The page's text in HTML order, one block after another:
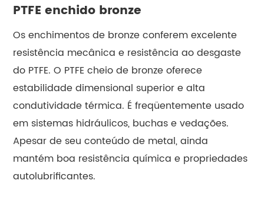
PTFE enchido bronze
Os enchimentos de bronze conferem excelente
resistência mecânica e resistência ao desgaste
do PTFE. O PTFE cheio de bronze oferece
estabilidade dimensional superior e alta
condutividade térmica. É freqüentemente usado
em sistemas hidráulicos, buchas e vedações.
Apesar de seu conteúdo de metal, ainda
mantém boa resistência química e propriedades
autolubrificantes.